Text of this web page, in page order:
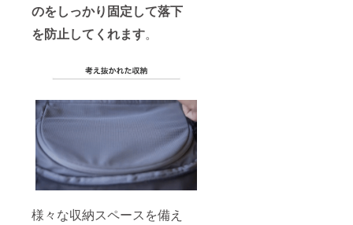
のをしっかり固定して落下
を防止してくれます。
様々な収納スペースを備え